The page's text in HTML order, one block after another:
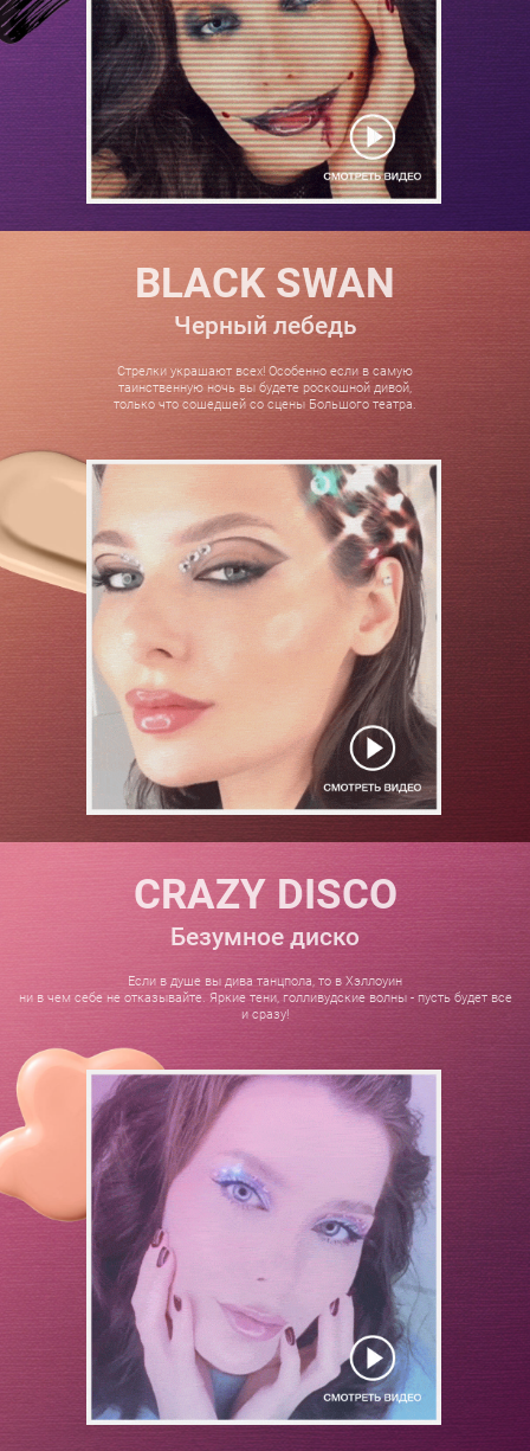
BLACK SWAN
Черный лебедь
Стрелки украшают всех! Особенно если в самую
таинственную ночь вы будете роскошной дивой,
только что сошедшей со сцены Большого театра.
CRAZY DISCO
Безумное диско
Если в душе вы дива танцпола, то в Хэллоуин
ни в чем себе не отказывайте. Яркие тени, голливудские волны - пусть будет все
и сразу!